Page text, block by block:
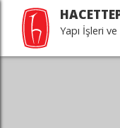
Yapı İşleri